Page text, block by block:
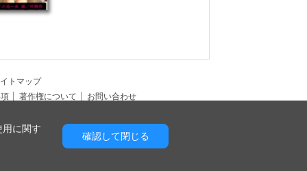
トマップ
著作権について お問い合わせ
に関す
確認して閉じる